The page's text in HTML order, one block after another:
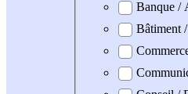
Banque /
Bâtiment